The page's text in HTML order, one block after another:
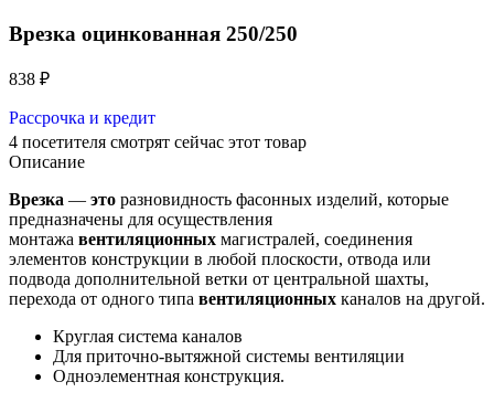
Врезка оцинкованная 250/250
838 ₽
Рассрочка и кредит
4 посетителя смотрят сейчас этот товар
Описание
Врезка — это разновидность фасонных изделий, которые
предназначены для осуществления
монтажа вентиляционных магистралей, соединения
элементов конструкции в любой плоскости, отвода или
подвода дополнительной ветки от центральной шахты,
перехода от одного типа вентиляционных каналов на другой.
Круглая система каналов
Для приточно-вытяжной системы вентиляции
Одноэлементная конструкция.